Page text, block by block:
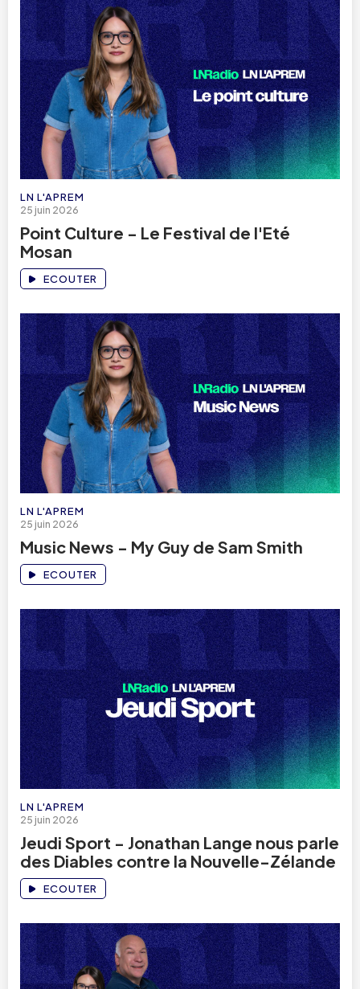
LN L'APREM
25 juin 2026
Point Culture - Le Festival de l'Eté
Mosan
ECOUTER
LN L'APREM
25 juin 2026
Music News - My Guy de Sam Smith
ECOUTER
LN L'APREM
25 juin 2026
Jeudi Sport - Jonathan Lange nous parle
des Diables contre la Nouvelle-Zélande
ECOUTER